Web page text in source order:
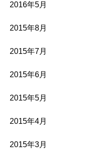
2016年5月
2015年8月
2015年7月
2015年6月
2015年5月
2015年4月
2015年3月